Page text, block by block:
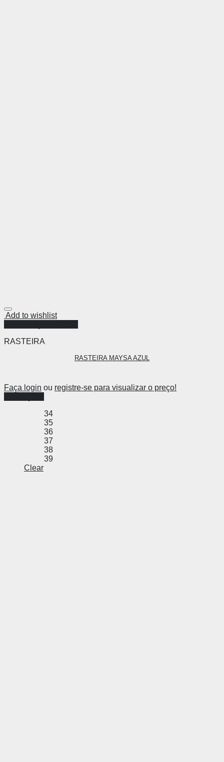
Add to wishlist
RASTEIRA
RASTEIRA MAYSA AZUL
Faça login ou registre-se para visualizar o preço!
34
35
36
37
38
39
Clear